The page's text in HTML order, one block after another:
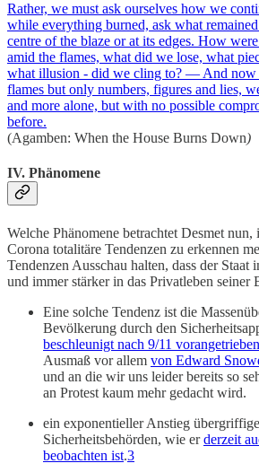
Rather, we must ask ourselves how we
while everything burned, ask what
centre of the blaze or at its edges. How
amid the flames, what did we lose, what
what illusion - did we cling to? — And now
flames but only numbers, figures and lies,
and more alone, but with no possible
before.
(Agamben: When the House Burns Down)
IV. Phänomene
Welche Phänomene betrachtet Desmet
Corona totalitäre Tendenzen zu erkennen
Tendenzen Ausschau halten, dass der Staat
und immer stärker in das Privatleben seiner
Eine solche Tendenz ist die
Bevölkerung durch den
beschleunigt nach 9/11 vorangetrieben
Ausmaß vor allem von Edward
und an die wir uns leider bereits so
an Protest kaum mehr gedacht wird.
ein exponentieller Anstieg
Sicherheitsbehörden, wie erderzeit
beobachten ist.3